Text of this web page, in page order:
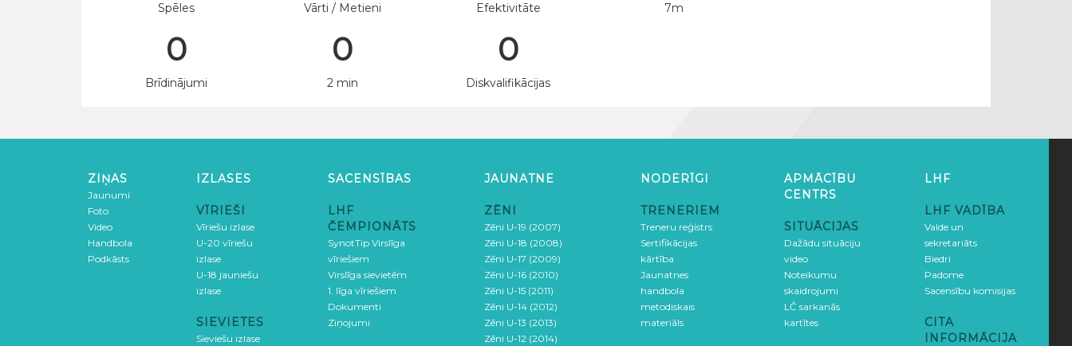
Spēles Vārti / Metieni Efektivitāte 7m
0
Brīdinājumi
0
2 min
0
Diskvalifikācijas
ZIŅAS
Jaunumi
Foto
Video
Handbola
Podkāsts
IZLASES
VĪRIEŠI
Vīriešu izlase
U-20 vīriešu
izlase
U-18 jauniešu
izlase
SIEVIETES
Sieviešu izlase
SACENSĪBAS
LHF
ČEMPIONĀTS
SynotTip Virslīga
vīriešiem
Virslīga sievietēm
1. līga vīriešiem
Dokumenti
Ziņojumi
JAUNATNE
ZĒNI
Zēni U-19 (2007)
Zēni U-18 (2008)
Zēni U-17 (2009)
Zēni U-16 (2010)
Zēni U-15 (2011)
Zēni U-14 (2012)
Zēni U-13 (2013)
Zēni U-12 (2014)
NODERĪGI
TRENERIEM
Treneru reģistrs
Sertifikācijas
kārtība
Jaunatnes
handbola
metodiskais
materiāls
APMĀCĪBU
CENTRS
SITUĀCIJAS
Dažādu situāciju
video
Noteikumu
skaidrojumi
LČ sarkanās
kartītes
LHF
LHF VADĪBA
Valde un
sekretariāts
Biedri
Padome
Sacensību komisijas
CITA
INFORMĀCIJA